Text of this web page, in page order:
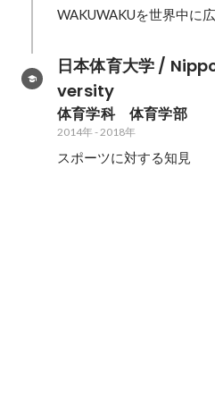
WAKUWAKUを世界中に
日本体育大学 /
versity
体育学科　体育学部
2014年-2018年
スポーツに対する知見